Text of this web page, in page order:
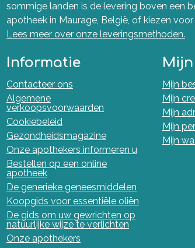
sommige landen is de levering boven een
apotheek in Maurage, België, of kiezen
Lees meer over onze leveringsmethoden.
Informatie
Contacteer ons
Algemene
verkoopsvoorwaarden
Cookiebeleid
Gezondheidsmagazine
Onze apothekers informeren u
Bestellen op een online
apotheek
De generieke geneesmiddelen
Koopgids voor essentiële oliën
De gids om uw gewrichten op
natuurlijke wijze te verlichten
Onze apothekers
Mijn
Mijn
Mijn
Mijn
Mijn